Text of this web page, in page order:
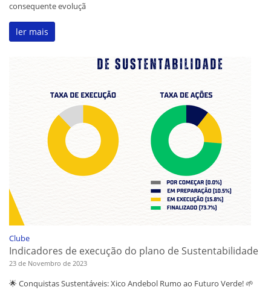
consequente evoluçã
ler mais
Clube
Indicadores de execução do plano de Sustentabilidade
23 de Novembro de 2023
🌟 Conquistas Sustentáveis: Xico Andebol Rumo ao Futuro Verde! 🌱